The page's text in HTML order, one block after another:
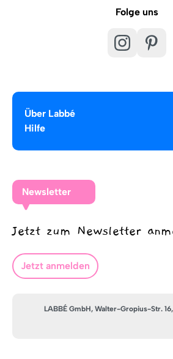
Folge uns
Über Labbé
Hilfe
Newsletter
Jetzt zum Newsletter
Jetzt anmelden
LABBÉ GmbH, Walter-Gropius-Str.